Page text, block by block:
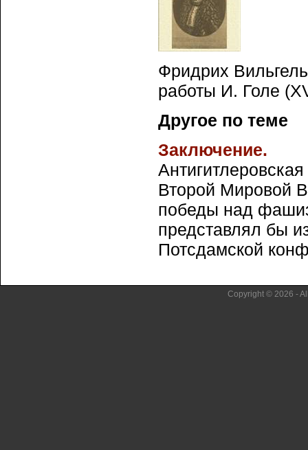
Фридрих
работы И. Голе
Другое по теме
Заключение.
Второй Мировой
победы над
представлял бы
Потсдамской
Copyright © 2026 -